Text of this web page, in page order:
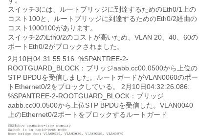
スイッチ3には、ルートブリッジに到達するためのEth0/1上の
コスト100と、ルートブリッジに到達するためのEth0/2経由の
コスト1000100があります。
スイッチ2のEth0/2のコストが高いため、VLAN 20、40、60の
ポートEth0/2がブロックされました。
2月10日04:31:55.516: %SPANTREE-2-
ROOTGUARD_BLOCK：ブリッジaabb.cc00.0500から上位の
STP BPDUを受信しました。ルートガードがVLAN0060のポー
トEthernet0/2をブロックしている。 2月10日04:32:26.086:
%SPANTREE-2-ROOTGUARD_BLOCK：ブリッジ
aabb.cc00.0500から上位STP BPDUを受信した。VLAN0040
上のEthernet0/2ポートをブロックするルートガード